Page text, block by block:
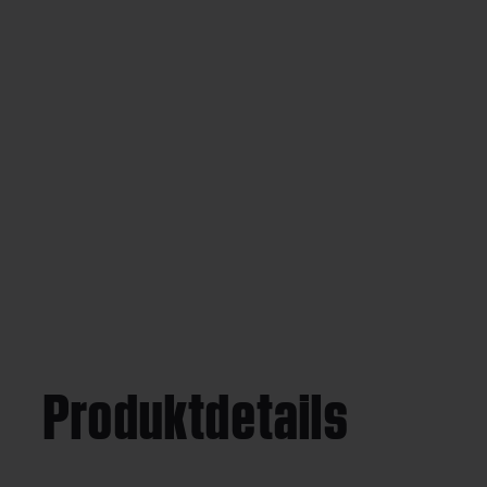
Produktdetails